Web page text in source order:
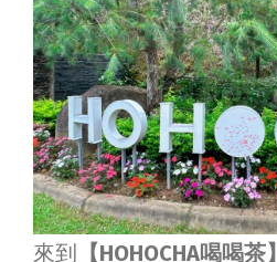
來到 【HOHOCHA喝喝茶】